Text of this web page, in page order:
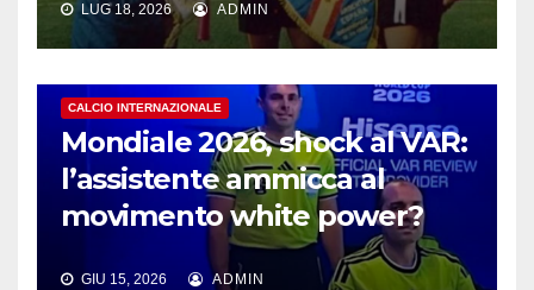
LUG 18, 2026 ADMIN
CALCIO INTERNAZIONALE
Mondiale 2026, shock al VAR:
l’assistente ammicca al
movimento white power?
GIU 15, 2026 ADMIN